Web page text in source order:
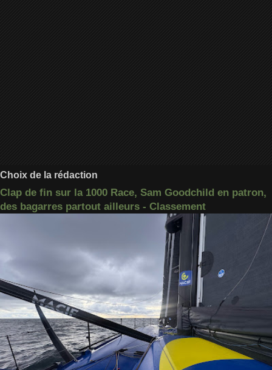
Choix de la rédaction
Clap de fin sur la 1000 Race, Sam Goodchild en patron,
des bagarres partout ailleurs - Classement